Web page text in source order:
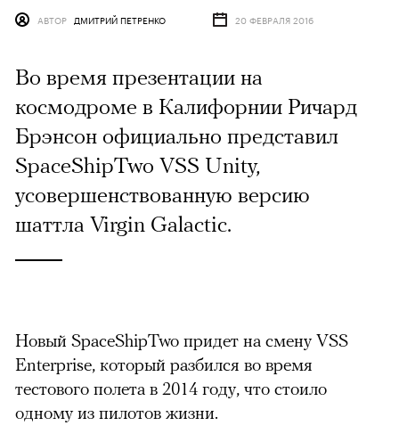
АВТОР ДМИТРИЙ ПЕТРЕНКО 20 ФЕВРАЛЯ 2016
Во время презентации на
космодроме в Калифорнии Ричард
Брэнсон официально представил
SpaceShipTwo VSS Unity,
усовершенствованную версию
шаттла Virgin Galactic.
Новый SpaceShipTwo придет на смену VSS
Enterprise, который разбился во время
тестового полета в 2014 году, что стоило
одному из пилотов жизни.